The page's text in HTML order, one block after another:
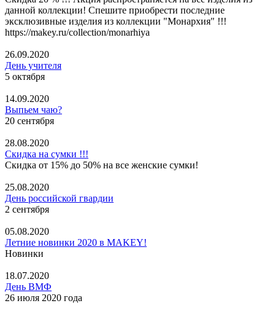
данной коллекции! Спешите приобрести последние
эксклюзивные изделия из коллекции "Монархия" !!!
https://makey.ru/collection/monarhiya
26.09.2020
День учителя
5 октября
14.09.2020
Выпьем чаю?
20 сентября
28.08.2020
Скидка на сумки !!!
Скидка от 15% до 50% на все женские сумки!
25.08.2020
День российской гвардии
2 сентября
05.08.2020
Летние новинки 2020 в MAKEY!
Новинки
18.07.2020
День ВМФ
26 июля 2020 года